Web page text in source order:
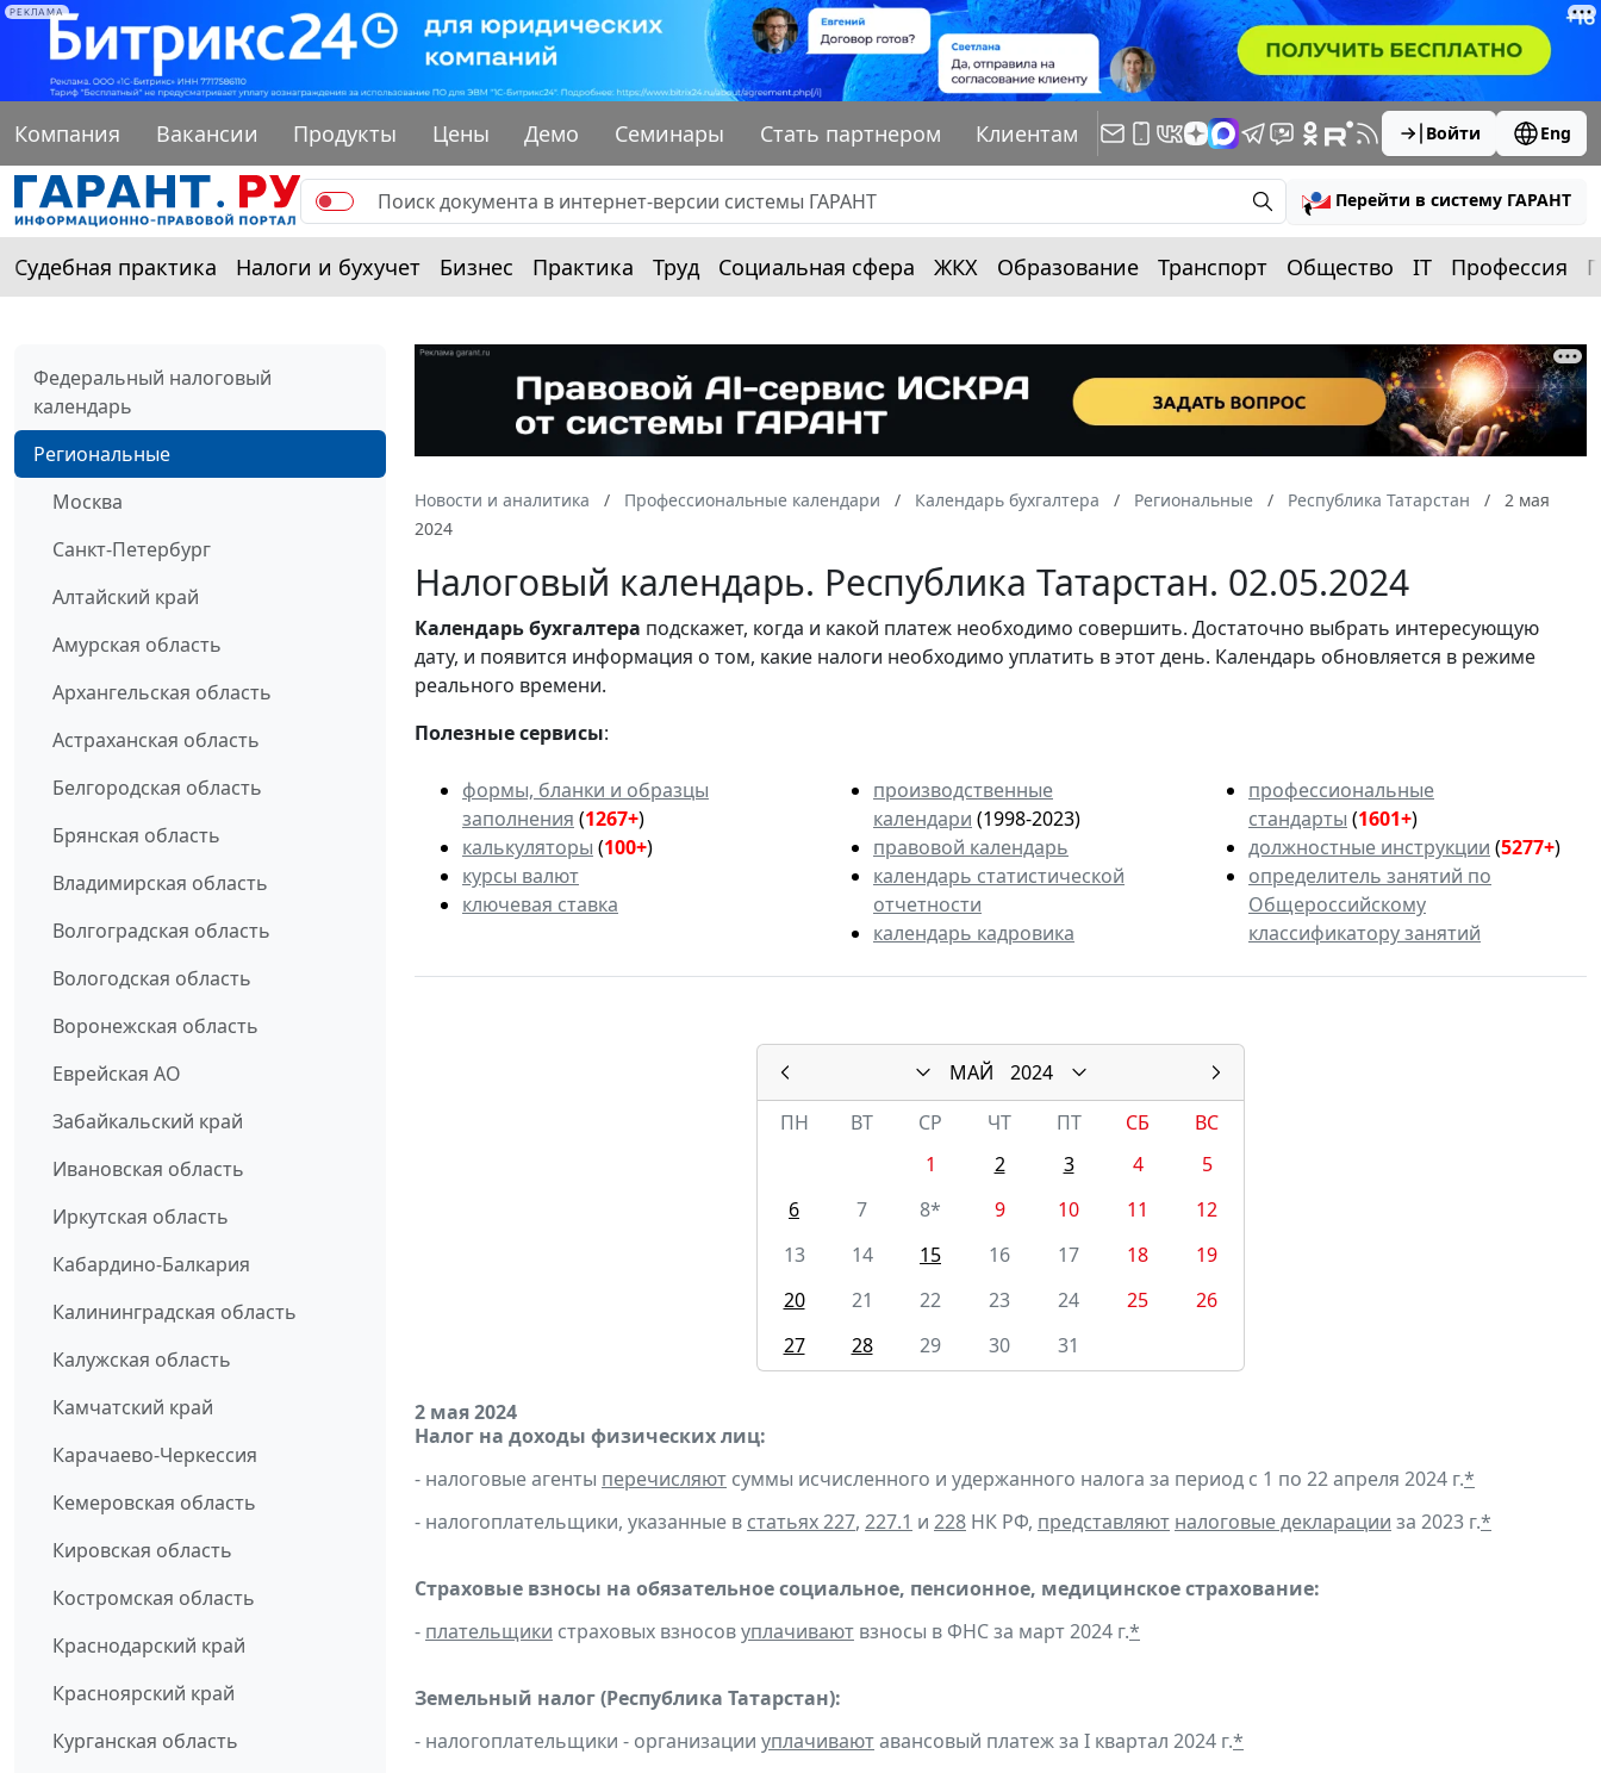
РЕКЛАМА
Компания Вакансии Продукты Цены Демо Семинары Стать партнером Клиентам Войти Eng
Перейти в систему ГАРАНТ
Судебная практика Налоги и бухучет Бизнес Практика Труд Социальная сфера ЖКХ Образование Транспорт Общество IT Профессия
Федеральный налоговый
календарь
Региональные
Москва
Санкт-Петербург
Алтайский край
Амурская область
Архангельская область
Астраханская область
Белгородская область
Брянская область
Владимирская область
Волгоградская область
Вологодская область
Воронежская область
Еврейская АО
Забайкальский край
Ивановская область
Иркутская область
Кабардино-Балкария
Калининградская область
Калужская область
Камчатский край
Карачаево-Черкессия
Кемеровская область
Кировская область
Костромская область
Краснодарский край
Красноярский край
Курганская область
Новости и аналитика Профессиональные календари Календарь бухгалтера Региональные Республика Татарстан
2 мая
2024
Налоговый календарь. Республика Татарстан. 02.05.2024
Календарьбухгалтера подскажет, когда и какой платеж необходимо совершить. Достаточно выбрать интересующую
дату, и появится информация о том, какие налоги необходимо уплатить в этот день. Календарь обновляется в режиме
реального времени.
Полезные сервисы:
формы, бланки и образцы
заполнения (1267+)
калькуляторы (100+)
курсы валют
ключевая ставка
производственные
календари (1998-2023)
правовой календарь
календарь статистической
отчетности
календарь кадровика
профессиональные
стандарты (1601+)
должностные инструкции (5277+)
определитель занятий по
Общероссийскому
классификатору занятий
МАЙ
2024
ПН
ВТ СР ЧТ ПТ СБ
ВС
1
2 3 4
5
6
7 8* 9 10 11
12
13
14 15 16 17 18
19
20
21 22 23 24 25
26
27
28 29 30 31
2 мая 2024
Налог на доходы физических лиц:
- налоговые агенты перечисляют суммы исчисленного и удержанного налога за период с 1 по 22 апреля 2024 г.*
- налогоплательщики, указанные в статьях 227, 227.1 и 228 НК РФ, представляют налоговые декларации за 2023 г.*
Страховые взносы на обязательное социальное, пенсионное, медицинское страхование:
- плательщики страховых взносовуплачивают взносы в ФНС за март 2024 г.*
Земельный налог (Республика Татарстан):
- налогоплательщики - организации уплачиваютавансовый платеж за I квартал 2024 г.*